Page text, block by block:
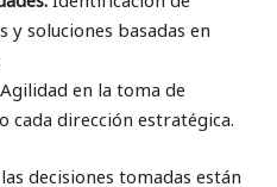
soluciones basadas en
Agilidad en la toma de
cada dirección estratégica.
decisiones tomadas están